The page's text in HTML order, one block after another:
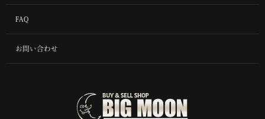
FAQ
お問い合わせ